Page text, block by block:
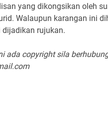
yang dikongsikan oleh
Walaupun karangan ini
dijadikan rujukan.
ada copyright sila